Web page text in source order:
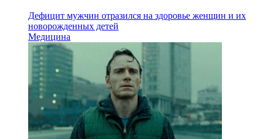
Дефицит мужчин отразился на здоровье женщин и их
новорожденных детей
Медицина